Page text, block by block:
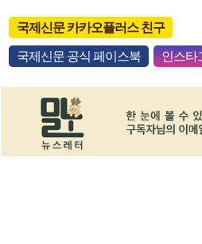
국제신문 카카오플러스 친구
국제신문 공식 페이스북 인스타